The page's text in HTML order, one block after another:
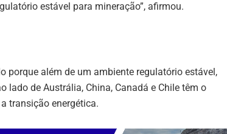
estável para mineração”, afirmou.
porque além de um ambiente regulatório estável,
lado de Austrália, China, Canadá e Chile têm o
transição energética.